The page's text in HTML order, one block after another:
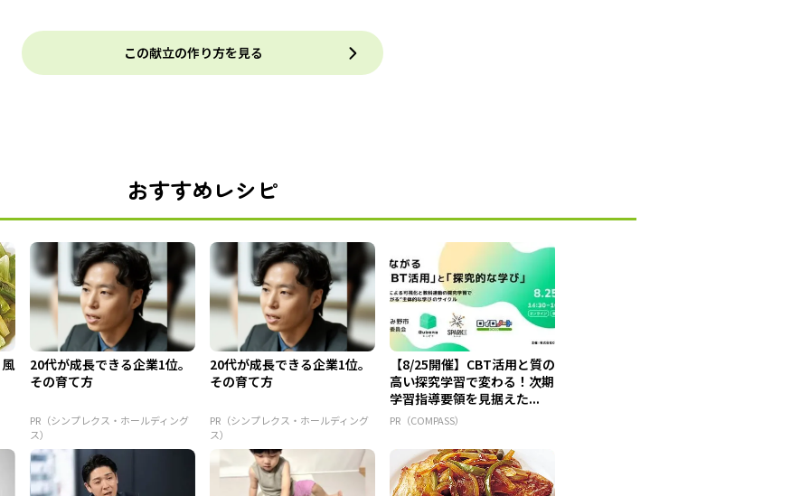
この献立の作り方を見る
おすすめレシピ
20代が成長できる企業1位。
その育て方
PR（シンプレクス・ホールディング
ス）
20代が成長できる企業1位。
その育て方
PR（シンプレクス・ホールディング
ス）
【8/25開催】CBT活用と質の
高い探究学習で変わる！次期
学習指導要領を見据えた...
PR（COMPASS）